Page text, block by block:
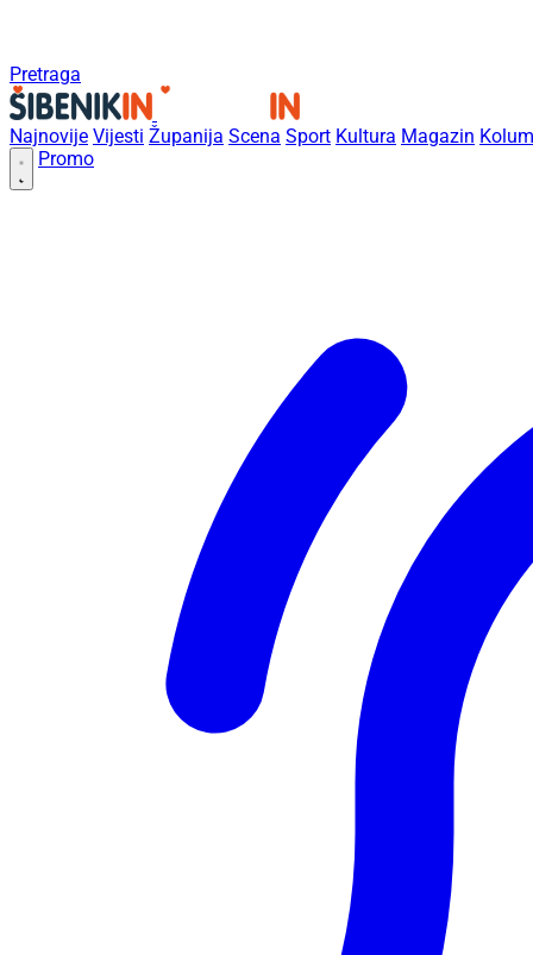
Pretraga
Najnovije Vijesti Županija Scena Sport Kultura Magazin
Promo